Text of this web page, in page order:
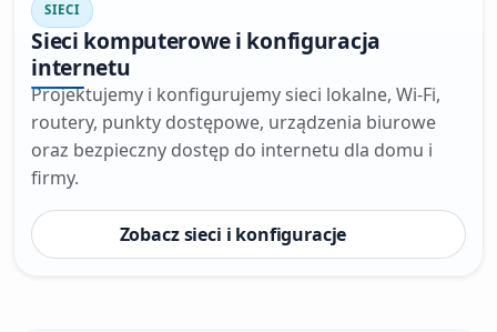
SIECI
Sieci komputerowe i konfiguracja
internetu
Projektujemy i konfigurujemy sieci lokalne, Wi-Fi,
routery, punkty dostępowe, urządzenia biurowe
oraz bezpieczny dostęp do internetu dla domu i
firmy.
Zobacz sieci i konfiguracje